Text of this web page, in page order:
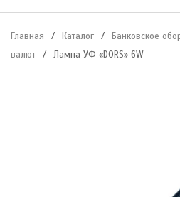
Главная / Каталог / Банковское
валют
/ Лампа УФ «DORS» 6W